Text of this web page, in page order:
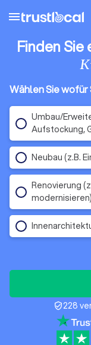
menu
Finden Sie
Wählen Sie
Umbau/
Aufstockung,
Neubau (z.B.
Renovierung
modernisieren)
verified_user228